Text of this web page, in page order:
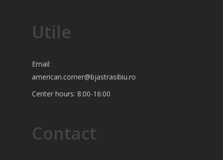
Utile
Email:
american.corner@bjastrasibiu.ro
Center hours: 8:00-16:00
Contact